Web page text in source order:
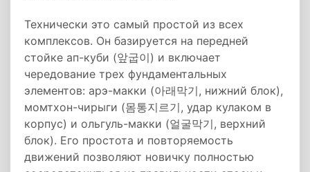
Технически это самый простой из всех
комплексов. Он базируется на передней
стойке ап-куби (앞굽이) и включает
чередование трех фундаментальных
элементов: арэ-макки (아래막기, нижний блок),
момтхон-чирыги (몸통지르기, удар кулаком в
корпус) и ольгуль-макки (얼굴막기, верхний
блок). Его простота и повторяемость
движений позволяют новичку полностью